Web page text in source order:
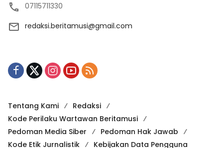
07115711330
redaksi.beritamusi@gmail.com
Tentang Kami
Redaksi
Kode Perilaku Wartawan Beritamusi
Pedoman Media Siber
Pedoman Hak Jawab
Kode Etik Jurnalistik
Kebijakan Data Pengguna